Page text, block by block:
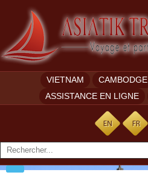
VIETNAM CAMBODGE
ASSISTANCE EN LIGNE